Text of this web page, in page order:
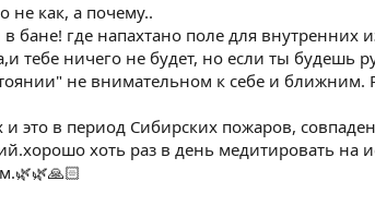
не как, а почему..
бане! где напахтано поле для
тебе ничего не будет, но если ты будешь
не внимательном к себе и
это в период Сибирских пожаров,
хоть раз в день медитировать